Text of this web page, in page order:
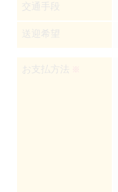
交通手段
送迎希望
お支払方法